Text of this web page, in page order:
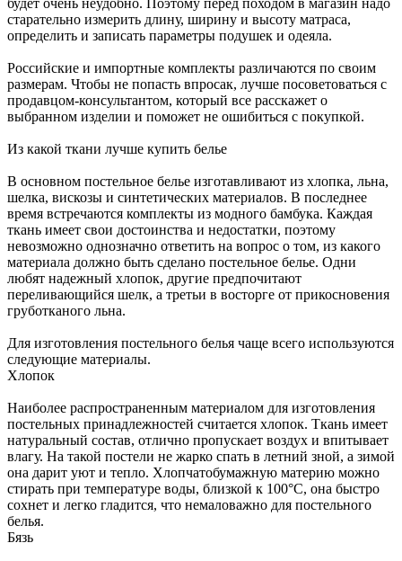
будет очень неудобно. Поэтому перед походом в магазин надо
старательно измерить длину, ширину и высоту матраса,
определить и записать параметры подушек и одеяла.
Российские и импортные комплекты различаются по своим
размерам. Чтобы не попасть впросак, лучше посоветоваться с
продавцом-консультантом, который все расскажет о
выбранном изделии и поможет не ошибиться с покупкой.
Из какой ткани лучше купить белье
В основном постельное белье изготавливают из хлопка, льна,
шелка, вискозы и синтетических материалов. В последнее
время встречаются комплекты из модного бамбука. Каждая
ткань имеет свои достоинства и недостатки, поэтому
невозможно однозначно ответить на вопрос о том, из какого
материала должно быть сделано постельное белье. Одни
любят надежный хлопок, другие предпочитают
переливающийся шелк, а третьи в восторге от прикосновения
груботканого льна.
Для изготовления постельного белья чаще всего используются
следующие материалы.
Хлопок
Наиболее распространенным материалом для изготовления
постельных принадлежностей считается хлопок. Ткань имеет
натуральный состав, отлично пропускает воздух и впитывает
влагу. На такой постели не жарко спать в летний зной, а зимой
она дарит уют и тепло. Хлопчатобумажную материю можно
стирать при температуре воды, близкой к 100°С, она быстро
сохнет и легко гладится, что немаловажно для постельного
белья.
Бязь